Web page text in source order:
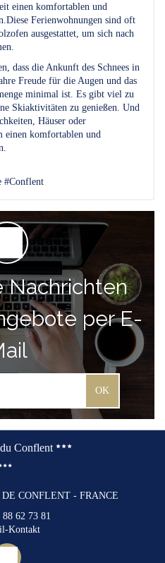
einen komfortablen und
Ferienwohnungen sind oft
ausgestattet, um sich nach
dass die Ankunft des Schnees in
Freude für die Augen und das
minimal ist. Es gibt viel zu
Skiaktivitäten zu genießen. Und
Häuser oder
einen komfortablen und
#Conflent
Nachrichten
per E-
OK
Conflent
CONFLENT - FRANCE
62 73 81
Kontakt